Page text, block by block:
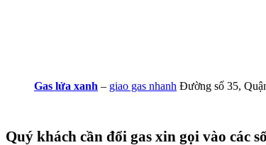
Gas lửa xanh – giao gas nhanh Đường số 35,
Quý khách cần đổi gas xin gọi vào các